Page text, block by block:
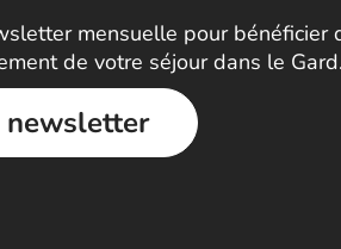
mensuelle pour bénéficier
de votre séjour dans le Gard.
newsletter